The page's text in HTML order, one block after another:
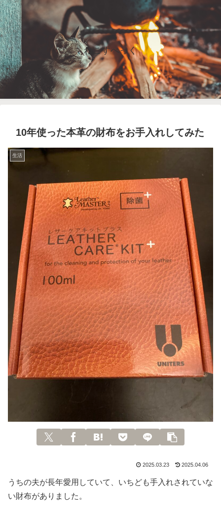
ねこすぺっく
10年使った本革の財布をお手入れしてみた
生活
2025.03.23 2025.04.06
うちの夫が長年愛用していて、いちども手入れされていな
い財布がありました。